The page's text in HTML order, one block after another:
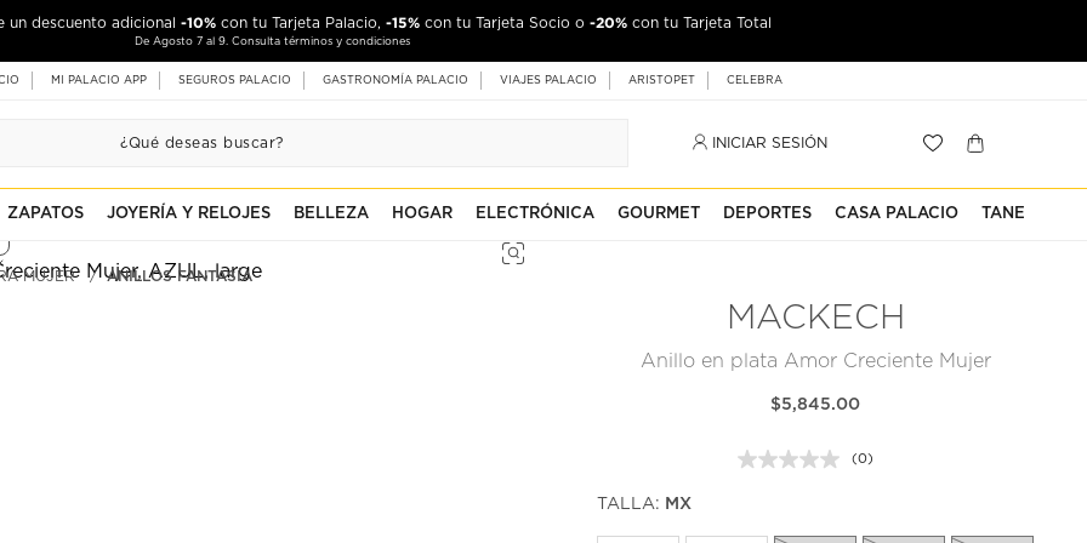
un descuento adicional -10% con tu Tarjeta Palacio, -15% con tu Tarjeta Socio o -20% con tu Tarjeta Total
De Agosto 7 al 9. Consulta términos y condiciones
MI PALACIO APP SEGUROS PALACIO GASTRONOMÍA PALACIO VIAJES PALACIO ARISTOPET CELEBRA
INICIAR SESIÓN
ZAPATOS JOYERÍA Y RELOJES BELLEZA HOGAR ELECTRÓNICA GOURMET DEPORTES CASA PALACIO TANE
MUJER ANILLOS FANTASÍA
MACKECH
Anillo en plata Amor Creciente Mujer
$5,845.00
Sin
(0)
TALLA: MX